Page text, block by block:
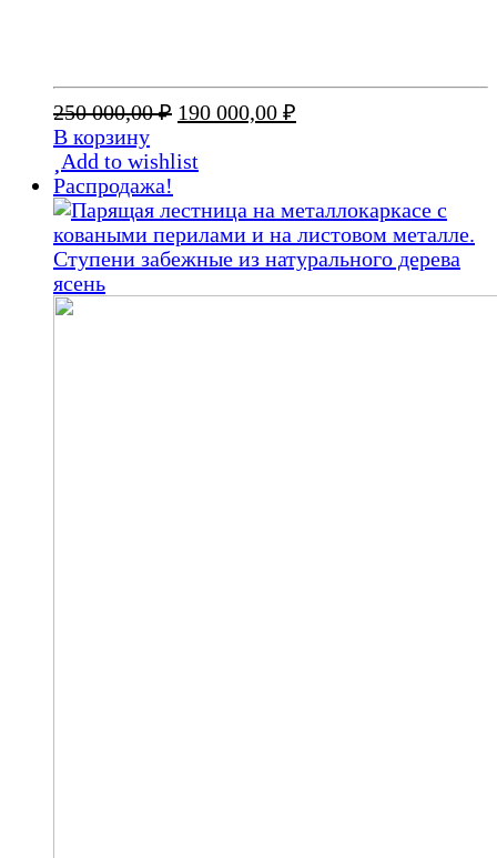
250 000,00₽ Первоначальная
составляла
000,00 ₽.
190 000,00 ₽
В корзину
Add to wishlist
Распродажа!